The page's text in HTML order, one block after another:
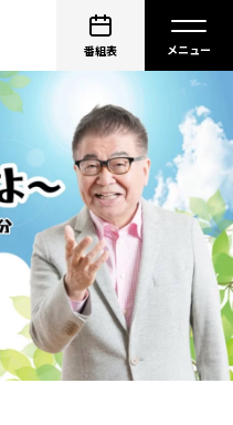
番組表